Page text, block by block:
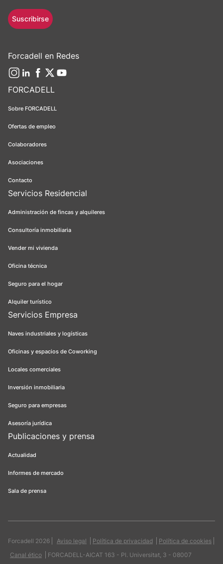
FORCADELL
Sobre FORCADELL
Ofertas de empleo
Colaboradores
Asociaciones
Contacto
Servicios Residencial
Administración de fincas y alquileres
Consultoría inmobiliaria
Vender mi vivienda
Oficina técnica
Seguro para el hogar
Alquiler turístico
Servicios Empresa
Naves industriales y logísticas
Oficinas y espacios de Coworking
Locales comerciales
Inversión inmobiliaria
Seguro para empresas
Asesoría jurídica
Publicaciones y prensa
Actualidad
Informes de mercado
Sala de prensa
Suscribirse
Forcadell en Redes
Forcadell 2026 Aviso legal Política de privacidad
Política de cookies
Canal ético
FORCADELL-AICAT 163 - Pl. Universitat, 3 - 08007